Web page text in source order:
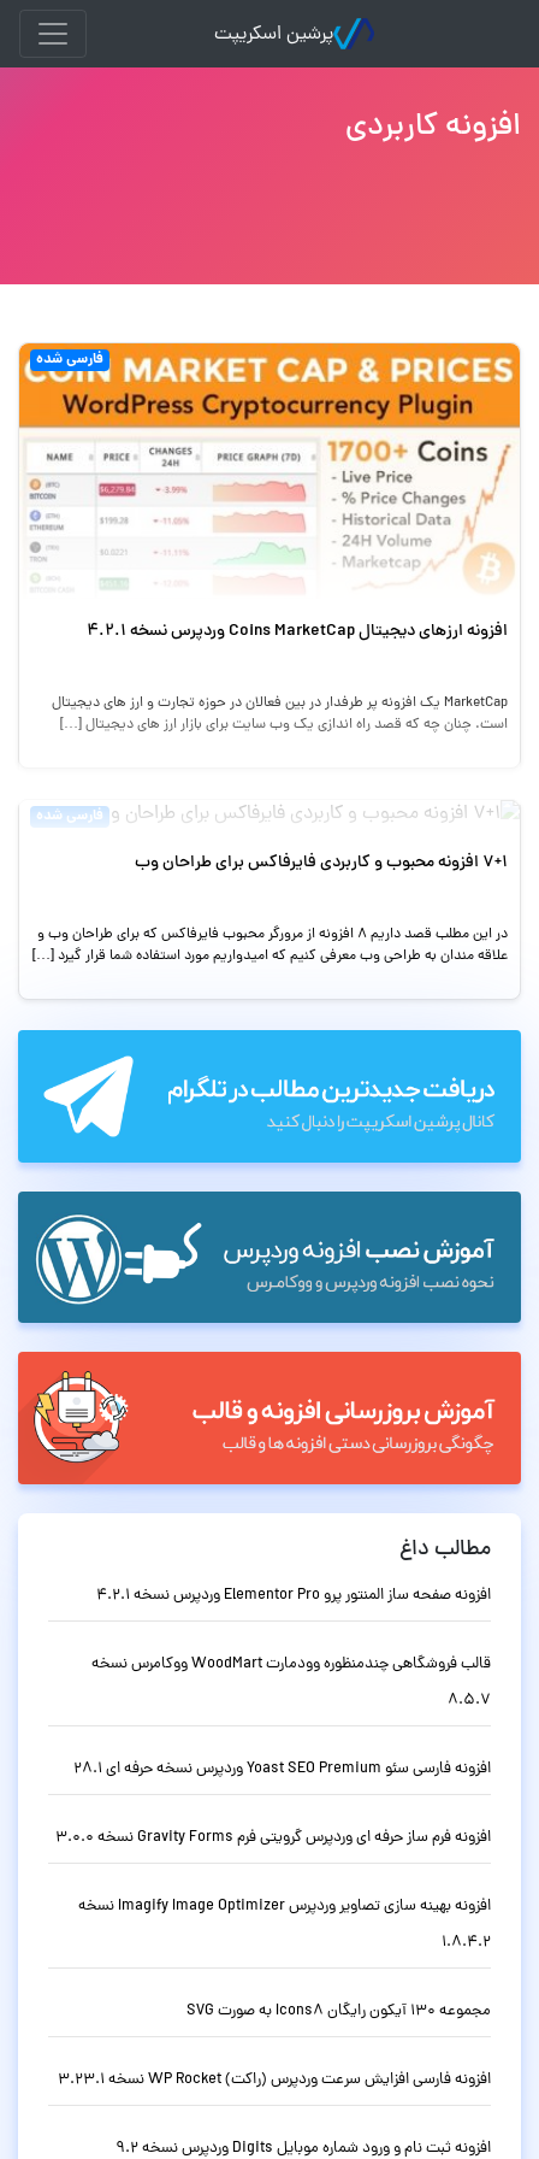
پرشین اسکریپت
افزونه کاربردی
فارسی شده
افزونه ارزهای دیجیتال Coins MarketCap وردپرس نسخه 4.2.1
MarketCap یک افزونه پر طرفدار در بین فعالان در حوزه تجارت و ارز های دیجیتال
است. چنان چه که قصد راه اندازی یک وب سایت برای بازار ارز های دیجیتال […]
فارسی شده
۷+۱ افزونه محبوب و کاربردی فایرفاکس برای طراحان وب
در این مطلب قصد داریم ۸ افزونه از مرورگر محبوب فایرفاکس که برای طراحان وب و
علاقه مندان به طراحی وب معرفی کنیم که امیدواریم مورد استفاده شما قرار گیرد […]
مطالب داغ
افزونه صفحه ساز المنتور پرو Elementor Pro وردپرس نسخه 4.2.1
قالب فروشگاهی چندمنظوره وودمارت WoodMart ووکامرس نسخه
8.5.7
افزونه فارسی سئو Yoast SEO Premium وردپرس نسخه حرفه ای 28.1
افزونه فرم ساز حرفه ای وردپرس گرویتی فرم Gravity Forms نسخه 3.0.0
افزونه بهینه سازی تصاویر وردپرس Imagify Image Optimizer نسخه
1.8.4.2
مجموعه 130 آیکون رایگان Icons8 به صورت SVG
افزونه فارسی افزایش سرعت وردپرس (راکت) WP Rocket نسخه 3.23.1
افزونه ثبت نام و ورود شماره موبایل Digits وردپرس نسخه 9.2